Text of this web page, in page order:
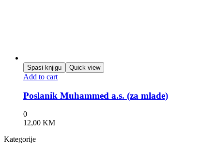
Spasi knjigu Quick view
Add to cart
Poslanik Muhammed a.s. (za mlade)
0
12,00 KM
Kategorije